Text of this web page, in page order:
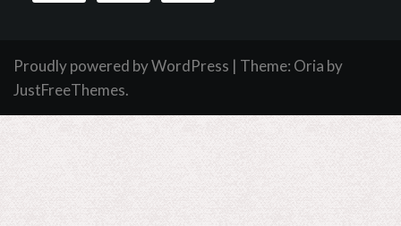
Proudly powered by WordPress | Theme: Oria by
JustFreeThemes.